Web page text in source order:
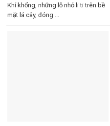
Khí khổng, những lỗ nhỏ li ti trên bề
mặt lá cây, đóng ...